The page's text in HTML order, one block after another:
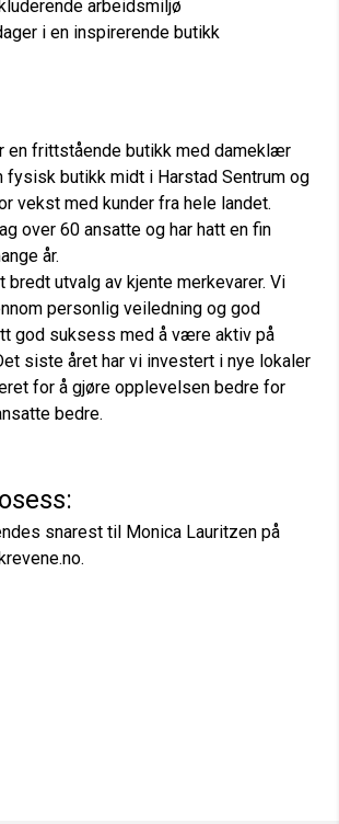
arbeidsmiljø
i en inspirerende butikk
en frittstående butikk med dameklær
fysisk butikk midt i Harstad Sentrum og
vekst med kunder fra hele landet.
over 60 ansatte og har hatt en fin
år.
bredt utvalg av kjente merkevarer. Vi
personlig veiledning og god
god suksess med å være aktiv på
siste året har vi investert i nye lokaler
for å gjøre opplevelsen bedre for
bedre.
snarest til Monica Lauritzen på